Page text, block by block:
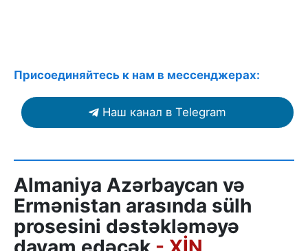
Присоединяйтесь к нам в мессенджерах:
Наш канал в Telegram
Almaniya Azərbaycan və
Ermənistan arasında sülh
prosesini dəstəkləməyə